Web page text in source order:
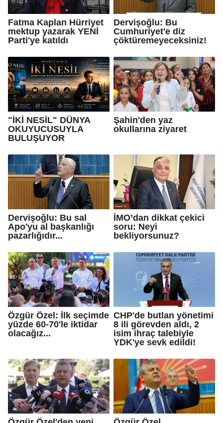
Fatma Kaplan Hürriyet
mektup yazarak YENİ
Parti'ye katıldı
Dervişoğlu: Bu
Cumhuriyet'e diz
çöktüremeyeceksiniz!
"İKİ NESİL" DÜNYA
OKUYUCUSUYLA
BULUŞUYOR
Şahin'den yaz
okullarına ziyaret
Dervişoğlu: Bu sal
Apo'yu al başkanlığı
pazarlığıdır...
İMO’dan dikkat çekici
soru: Neyi
bekliyorsunuz?
Özgür Özel: İlk seçimde
yüzde 60-70'le iktidar
olacağız...
CHP'de butlan yönetimi
8 ili görevden aldı, 2
isim ihraç talebiyle
YDK'ye sevk edildi!